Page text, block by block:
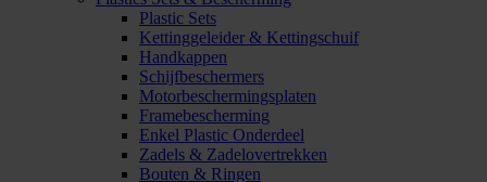
Plastic Sets
Kettinggeleider & Kettingschuif
Handkappen
Schijfbeschermers
Motorbeschermingsplaten
Framebescherming
Enkel Plastic Onderdeel
Zadels & Zadelovertrekken
Bouten & Ringen